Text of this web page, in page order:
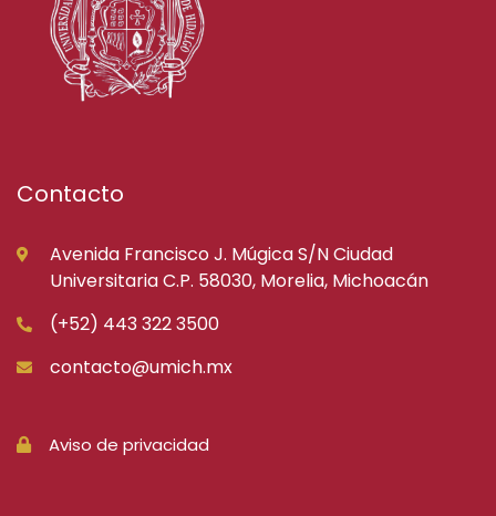
Contacto
Avenida Francisco J. Múgica S/N Ciudad
Universitaria C.P. 58030, Morelia, Michoacán
(+52) 443 322 3500
contacto@umich.mx
Aviso de privacidad